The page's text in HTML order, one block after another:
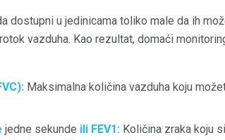
dostupni u jedinicama toliko male da ih
vazduha. Kao rezultat, domaći
Maksimalna količina vazduha koju
jedne sekunde ili FEV1: Količina zraka koju